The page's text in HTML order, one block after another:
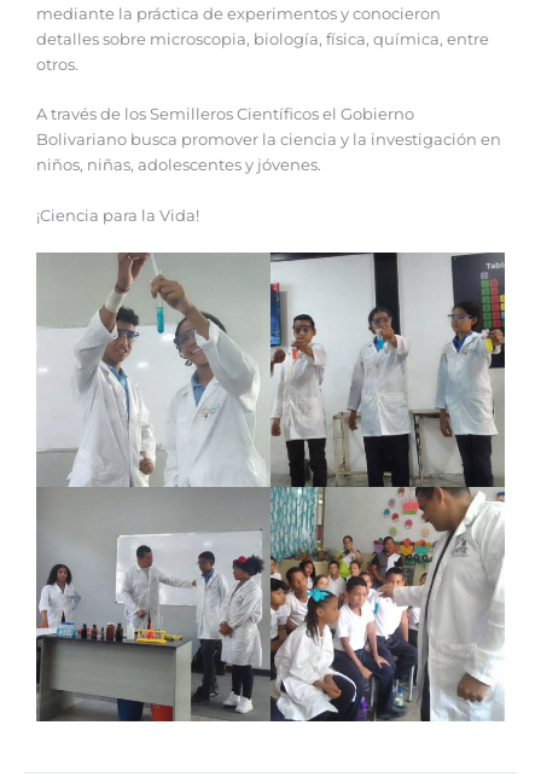
mediante la práctica de experimentos y conocieron
detalles sobre microscopia, biología, física, química, entre
otros.
A través de los Semilleros Científicos el Gobierno
Bolivariano busca promover la ciencia y la investigación en
niños, niñas, adolescentes y jóvenes.
¡Ciencia para la Vida!